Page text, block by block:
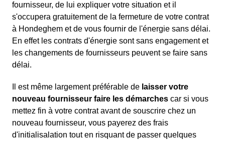
fournisseur, de lui expliquer votre situation et il
s'occupera gratuitement de la fermeture de votre contrat
à Hondeghem et de vous fournir de l'énergie sans délai.
En effet les contrats d'énergie sont sans engagement et
les changements de fournisseurs peuvent se faire sans
délai.
Il est même largement préférable de laisser votre
nouveau fournisseur faire les démarches car si vous
mettez fin à votre contrat avant de souscrire chez un
nouveau fournisseur, vous payerez des frais
d'initialisalation tout en risquant de passer quelques